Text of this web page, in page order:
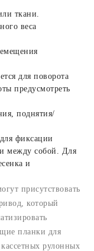
ткани.
веса
для поворота
предусмотреть
поднятия/
фиксации
между собой. Для
и
присутствовать
который
планки для
рулонных